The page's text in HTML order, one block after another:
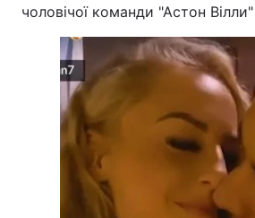
чоловічої команди "Астон